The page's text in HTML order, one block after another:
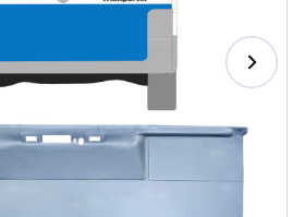
Magyar
Hrvatski
Slovenian